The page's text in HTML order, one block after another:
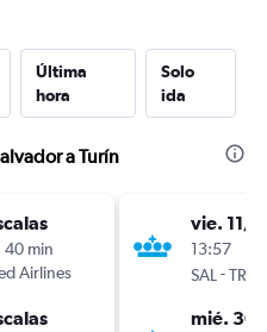
Última
hora
Solo
ida
a Turín
40 min
Airlines
vie. 11/9
13:57
SAL -TRN
mié.